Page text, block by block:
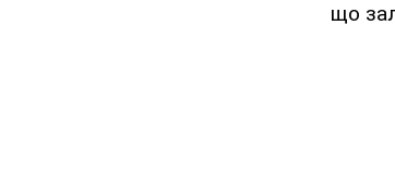
що